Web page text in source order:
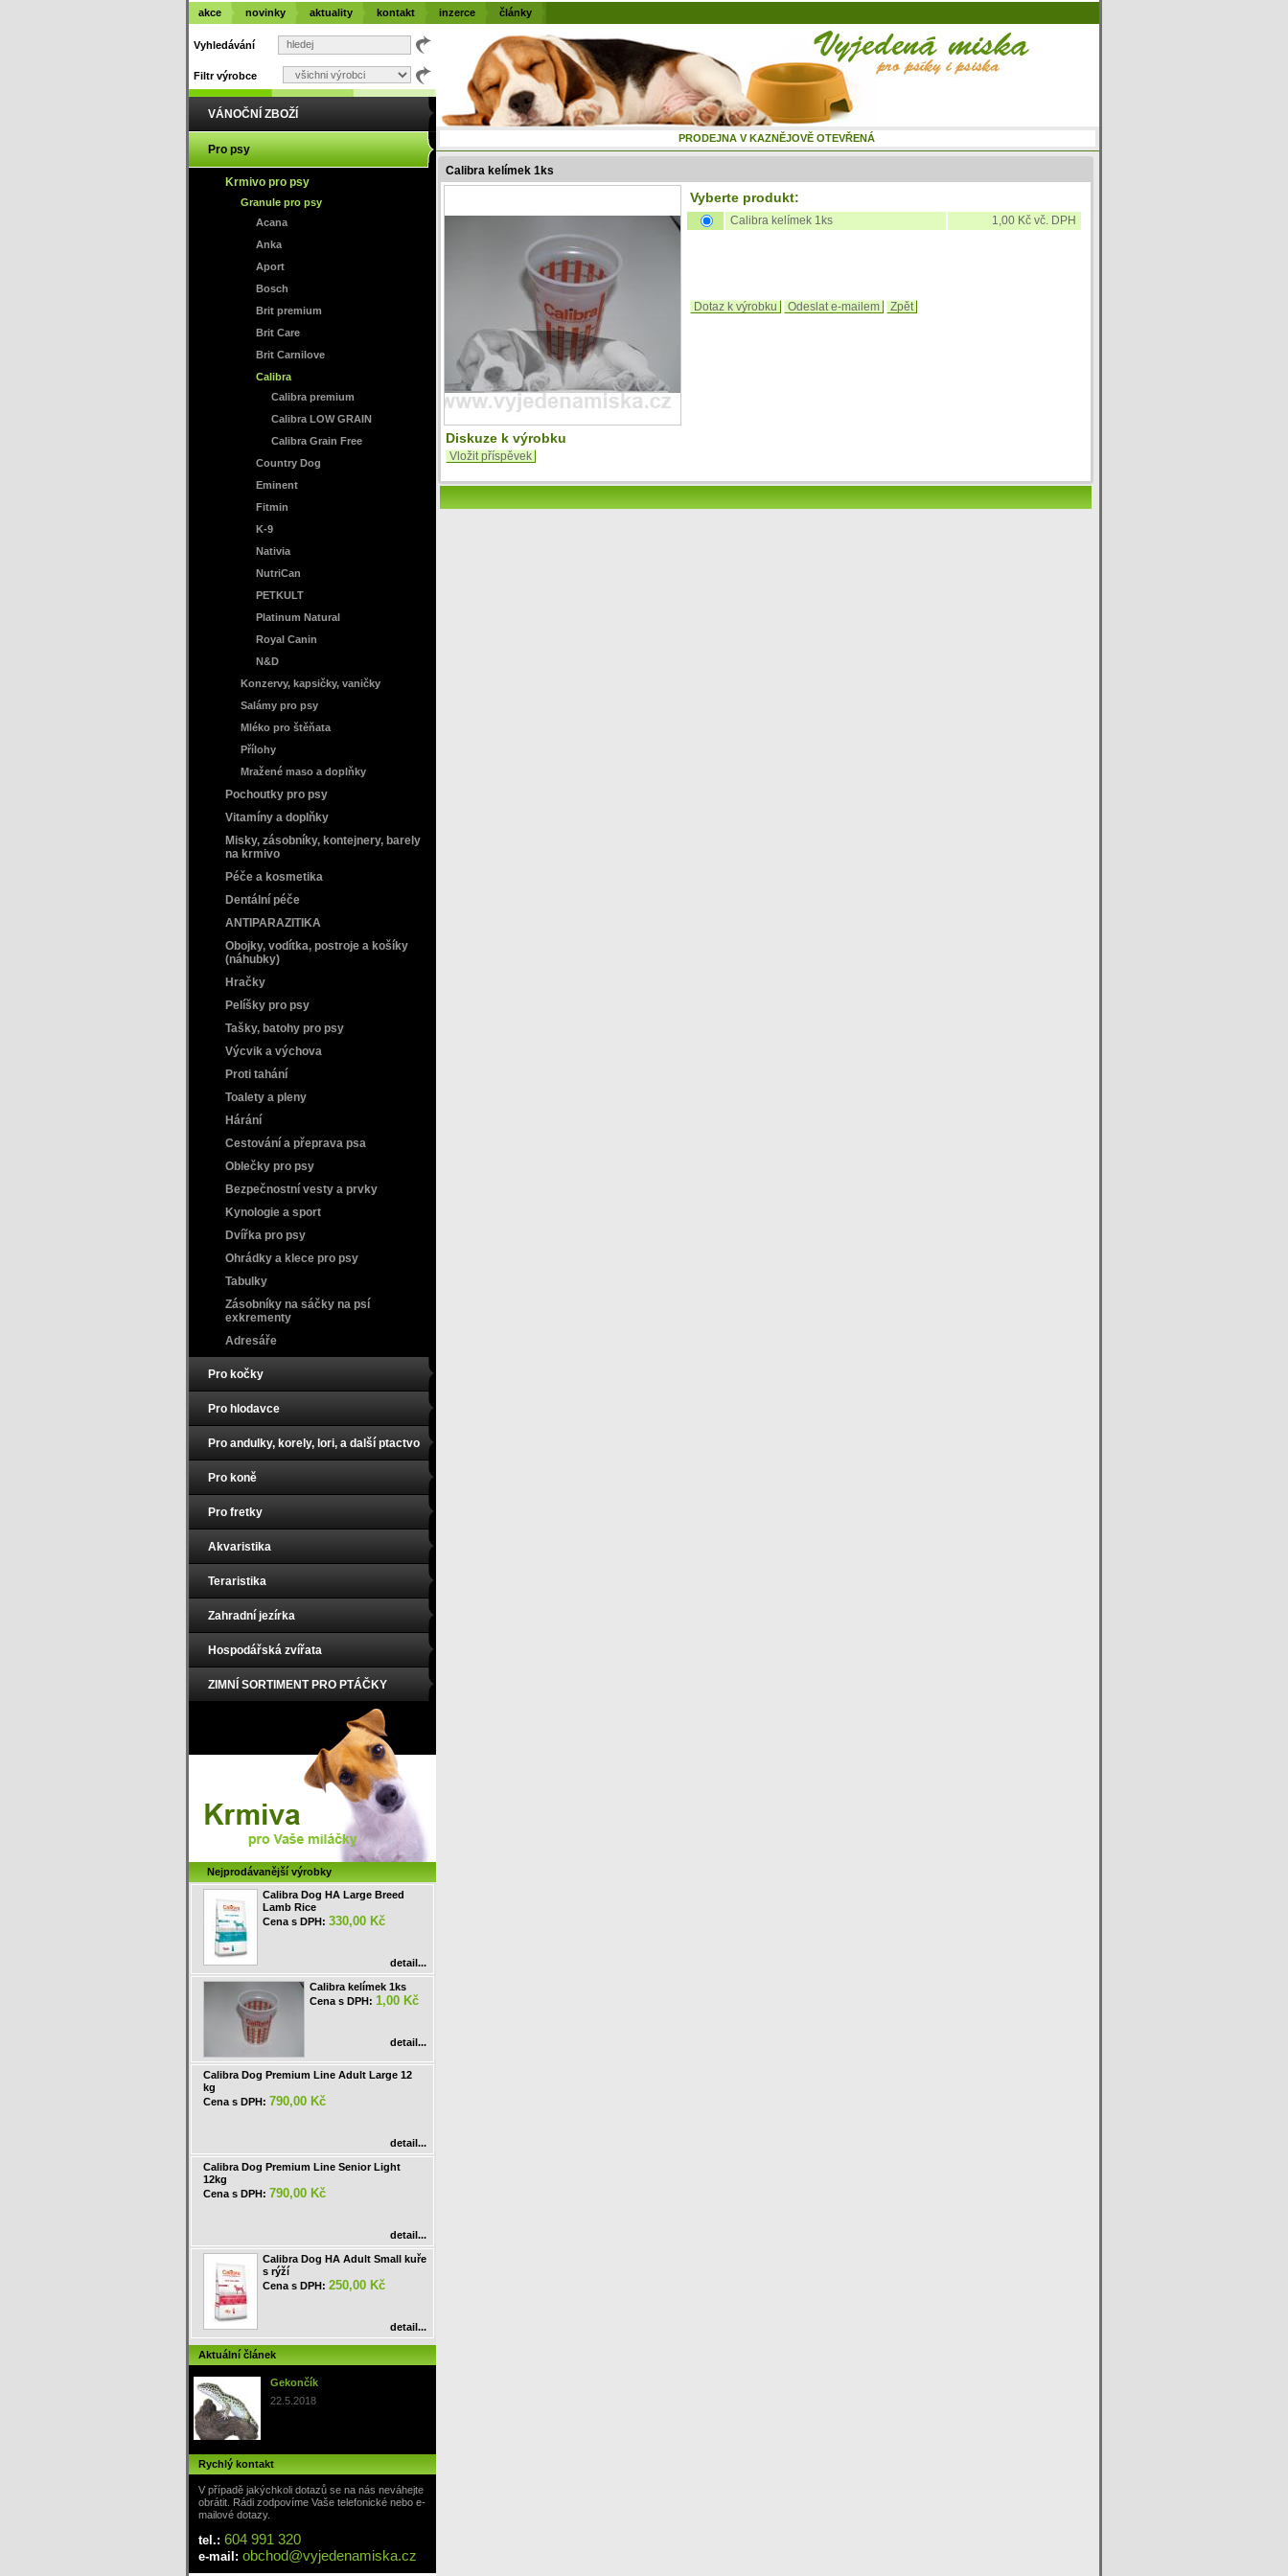
Calibra kelímek 1ks
Vyberte produkt:
Calibra kelímek 1ks 1,00 Kč vč. DPH
Dotaz k výrobku Odeslat e-mailem Zpět
Diskuze k výrobku
Vložit příspěvek
PRODEJNA V KAZNĚJOVĚ OTEVŘENÁ
Vyhledávání
Filtr výrobce
VÁNOČNÍ ZBOŽÍ
Pro psy
Krmivo pro psy
Granule pro psy
Acana
Anka
Aport
Bosch
Brit premium
Brit Care
Brit Carnilove
Calibra
Calibra premium
Calibra LOW GRAIN
Calibra Grain Free
Country Dog
Eminent
Fitmin
K-9
Nativia
NutriCan
PETKULT
Platinum Natural
Royal Canin
N&D
Konzervy, kapsičky, vaničky
Salámy pro psy
Mléko pro štěňata
Přílohy
Mražené maso a doplňky
Pochoutky pro psy
Vitamíny a doplňky
Misky, zásobníky, kontejnery, barely
na krmivo
Péče a kosmetika
Dentální péče
ANTIPARAZITIKA
Obojky, vodítka, postroje a košíky
(náhubky)
Hračky
Pelíšky pro psy
Tašky, batohy pro psy
Výcvik a výchova
Proti tahání
Toalety a pleny
Hárání
Cestování a přeprava psa
Oblečky pro psy
Bezpečnostní vesty a prvky
Kynologie a sport
Dvířka pro psy
Ohrádky a klece pro psy
Tabulky
Zásobníky na sáčky na psí
exkrementy
Adresáře
Pro kočky
Pro hlodavce
Pro andulky, korely, lori, a další ptactvo
Pro koně
Pro fretky
Akvaristika
Teraristika
Zahradní jezírka
Hospodářská zvířata
ZIMNÍ SORTIMENT PRO PTÁČKY
Nejprodávanější výrobky
Calibra Dog HA Large Breed
Lamb Rice
Cena s DPH: 330,00 Kč
detail...
Calibra kelímek 1ks
Cena s DPH: 1,00 Kč
detail...
Calibra Dog Premium Line Adult Large 12
kg
Cena s DPH: 790,00 Kč
detail...
Calibra Dog Premium Line Senior Light
12kg
Cena s DPH: 790,00 Kč
detail...
Calibra Dog HA Adult Small kuře
s rýží
Cena s DPH: 250,00 Kč
detail...
Aktuální článek
Gekončík
22.5.2018
Rychlý kontakt
V případě jakýchkoli dotazů se na nás neváhejte
obrátit. Rádi zodpovíme Vaše telefonické nebo e-
mailové dotazy.
tel.: 604 991 320
e-mail: obchod@vyjedenamiska.cz
akce novinky aktuality kontakt inzerce články